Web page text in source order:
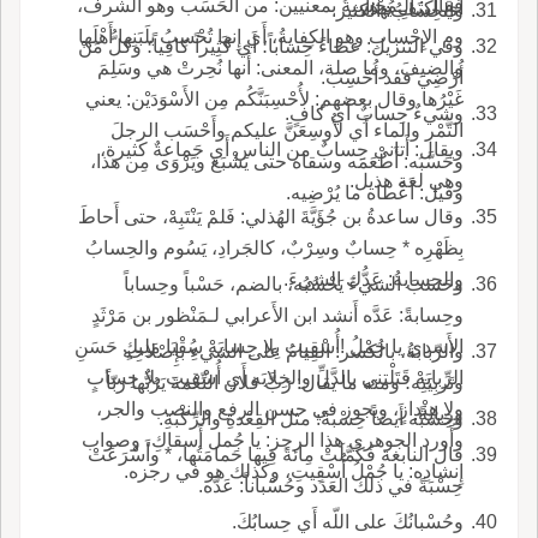
أَي اكْتَفِ بهذا.
فقال: الـمُحْسِبةُ بمعنيين: من الحَسَب وهو الشرف،
وم الإِحْسابِ وهو الكِفايةُ، أَي إِنها تُحْسِبُ بلَبَنِها أَهْلَها
والضيفَ، وما صلة، المعنى: أَنها نُحِرتْ هي وسَلِمَ
غَيْرُها وقال بعضهم: لأُحْسِبَنَّكُم مِن الأَسْوَدَيْن: يعني
التَّمْر والماء أَي لأُوسِعَنَّ عليكم وأَحْسَب الرجلَ
وحَسَّبَه: أَطْعَمَه وسقاه حتى يَشْبَعَ ويَرْوَى مِن هذا،
وقيل: أَعْطاه ما يُرْضِيه.
والحِسابُ: الكثير.
وفي التنزيل: عطاءً حِساباً؛ أَي كَثِيراً كافِياً؛ وكلُّ مَنْ
أُرْضِيَ فقد أُحْسِبَ.
وشيءٌ حِسابٌ أَي كافٍ.
ويقال: أَتاني حِسابٌ من الناس أَي جَماعةٌ كثيرة،
وهي لغة هذيل.
وقال ساعدةُ بن جُؤَيَّةَ الهُذلي: فَلمْ يَنْتَبِهْ، حتى أَحاطَ
بِظَهْرِه * حِسابٌ وسِرْبٌ، كالجَرادِ، يَسُوم والحِسابُ
والحِسابةُ: عَدُّك الشيءَ.
وحَسَبَ الشيءَ يَحْسُبُه، بالضم، حَسْباً وحِساباً
وحِسابةً: عَدَّه أَنشد ابن الأَعرابي لـمَنْظور بن مَرْثَدٍ
الأَسدي يا جُمْلُ !أُسْقِيتِ بِلا حِسابَهْ سُقْيَا مَلِيكٍ حَسَنِ
الرِّبابَهْ قَتَلْتني بالدَّلِّ والخِلابَه أَي أُسْقِيتِ بلا حِسابٍ
ولا هِنْدازٍ، ويجوز في حسن الرفع والنصب والجر،
وأَورد الجوهري هذا الرجز: يا جُمل أَسقاكِ، وصواب
إِنشادِه: يا جُمْلُ أُسْقِيتِ، وكذلك هو في رجزه.
والرِّبابةُ، بالكسر: القِيامُ على الشيءِ بإِصْلاحِه
وتَربِيَتِه؛ ومنه ما يقال: رَبَّ فلان النِّعْمةَ يَرُبُّها رَبّاً
ورِبابةً.
وحَسَبَه أَيضاً حِسْبةً: مثل القِعْدةِ والرِّكْبةِ.
قال النابغة فَكَمَّلَتْ مِائةً فِيها حَمامَتُها، * وأَسْرَعَتْ
حِسْبَةً في ذلك العَدَد وحُسْباناً: عَدَّه.
وحُسْبانُكَ على اللّه أَي حِسابُكَ.